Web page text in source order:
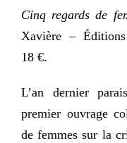
Cinq regards de
Xavière –
18 €.
L’an dernier
premier ouvrage
de femmes sur la